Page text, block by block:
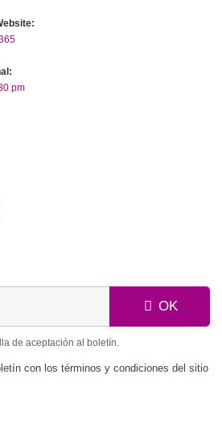
pm
OK
de aceptación al boletín.
con los términos y condiciones del sitio